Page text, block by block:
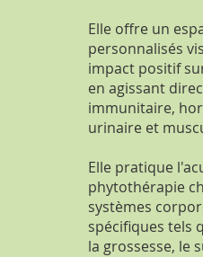
Elle offre un
personnalisés
impact positif
en agissant
immunitaire,
urinaire et
Elle pratique
phytothérapie
systèmes
spécifiques tels
la grossesse, le